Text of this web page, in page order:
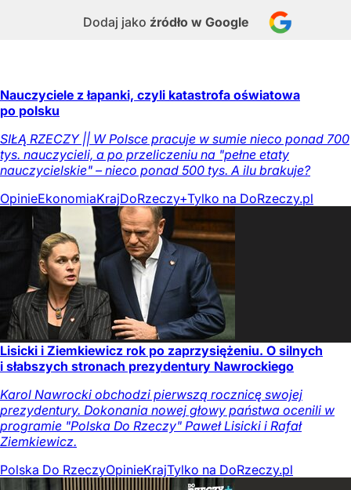
Dodaj jako źródło w Google
Nauczyciele z łapanki, czyli katastrofa oświatowa
po polsku
SIŁĄ RZECZY || W Polsce pracuje w sumie nieco ponad 700
tys. nauczycieli, a po przeliczeniu na "pełne etaty
nauczycielskie" – nieco ponad 500 tys. A ilu brakuje?
OpinieEkonomiaKrajDoRzeczy+Tylko na DoRzeczy.pl
Lisicki i Ziemkiewicz rok po zaprzysiężeniu. O silnych
i słabszych stronach prezydentury Nawrockiego
Karol Nawrocki obchodzi pierwszą rocznicę swojej
prezydentury. Dokonania nowej głowy państwa ocenili w
programie "Polska Do Rzeczy" Paweł Lisicki i Rafał
Ziemkiewicz.
Polska Do RzeczyOpinieKrajTylko na DoRzeczy.pl